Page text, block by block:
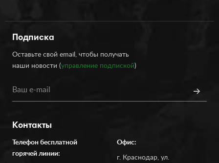
Подписка
Оставьте свой email, чтобы получать
наши новости (управление подпиской)
Контакты
Телефон бесплатной
горячей линии:
Офис:
г. Краснодар, ул.